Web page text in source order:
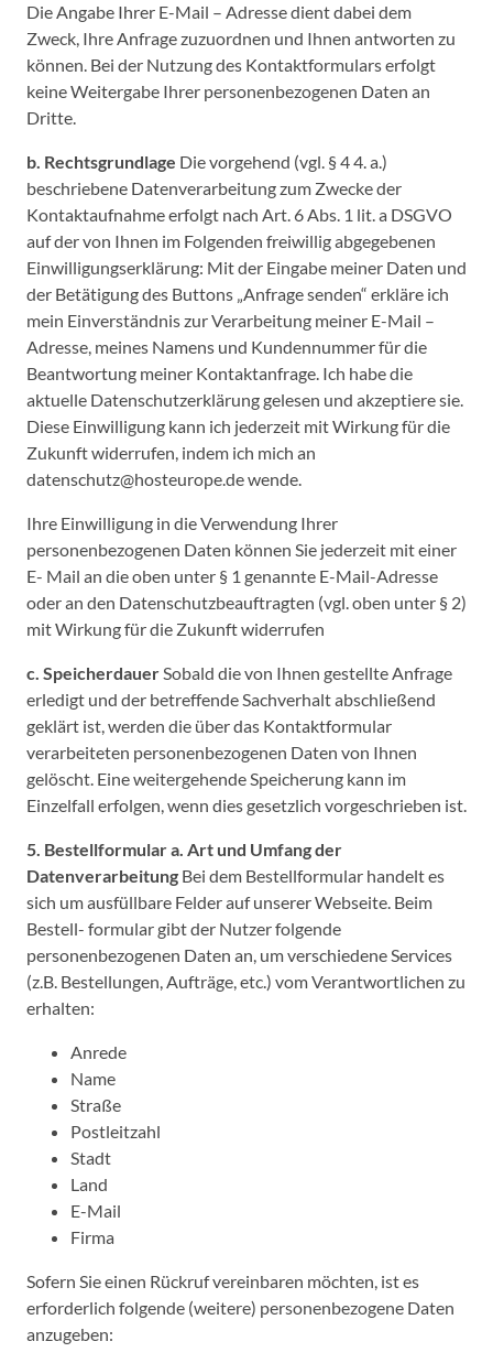
Die Angabe Ihrer E-Mail – Adresse dient dabei dem
Zweck, Ihre Anfrage zuzuordnen und Ihnen antworten zu
können. Bei der Nutzung des Kontaktformulars erfolgt
keine Weitergabe Ihrer personenbezogenen Daten an
Dritte.
b. Rechtsgrundlage Die vorgehend (vgl. § 4 4. a.)
beschriebene Datenverarbeitung zum Zwecke der
Kontaktaufnahme erfolgt nach Art. 6 Abs. 1 lit. a DSGVO
auf der von Ihnen im Folgenden freiwillig abgegebenen
Einwilligungserklärung: Mit der Eingabe meiner Daten und
der Betätigung des Buttons „Anfrage senden“ erkläre ich
mein Einverständnis zur Verarbeitung meiner E-Mail –
Adresse, meines Namens und Kundennummer für die
Beantwortung meiner Kontaktanfrage. Ich habe die
aktuelle Datenschutzerklärung gelesen und akzeptiere sie.
Diese Einwilligung kann ich jederzeit mit Wirkung für die
Zukunft widerrufen, indem ich mich an
datenschutz@hosteurope.de wende.
Ihre Einwilligung in die Verwendung Ihrer
personenbezogenen Daten können Sie jederzeit mit einer
E- Mail an die oben unter § 1 genannte E-Mail-Adresse
oder an den Datenschutzbeauftragten (vgl. oben unter § 2)
mit Wirkung für die Zukunft widerrufen
c. SpeicherdauerSobald die von Ihnen gestellte Anfrage
erledigt und der betreffende Sachverhalt abschließend
geklärt ist, werden die über das Kontaktformular
verarbeiteten personenbezogenen Daten von Ihnen
gelöscht. Eine weitergehende Speicherung kann im
Einzelfall erfolgen, wenn dies gesetzlich vorgeschrieben ist.
5. Bestellformulara. Art und Umfang der
Datenverarbeitung Bei dem Bestellformular handelt es
sich um ausfüllbare Felder auf unserer Webseite. Beim
Bestell- formular gibt der Nutzer folgende
personenbezogenen Daten an, um verschiedene Services
(z.B. Bestellungen, Aufträge, etc.) vom Verantwortlichen zu
erhalten:
Anrede
Name
Straße
Postleitzahl
Stadt
Land
E-Mail
Firma
Sofern Sie einen Rückruf vereinbaren möchten, ist es
erforderlich folgende (weitere) personenbezogene Daten
anzugeben: